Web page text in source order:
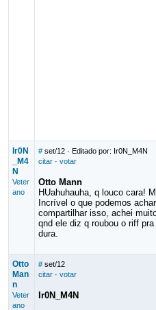
Ir0N
_M4
N
Veter
ano
# set/12· Editado por: Ir0N_M4N
citar· votar
Otto Mann
HUahuhauha, q louco cara!
Incrível o que podemos
compartilhar isso, achei
qnd ele diz q roubou o riff
dura.
Otto
Man
n
Veter
ano
# set/12
citar· votar
Ir0N_M4N